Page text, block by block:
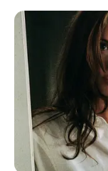
Skip
content